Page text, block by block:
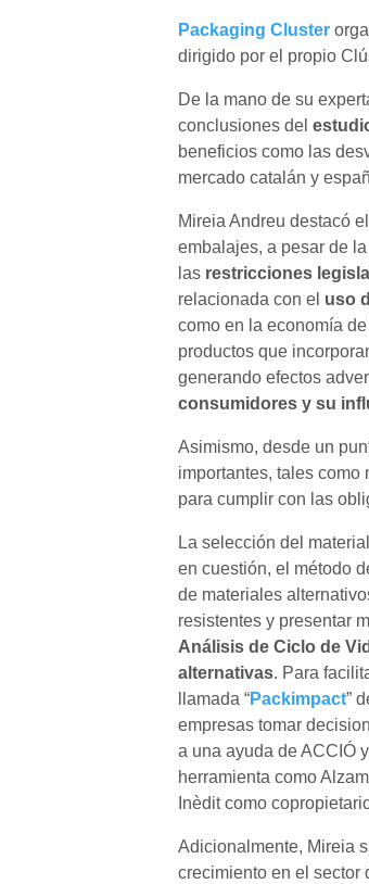
Packaging Cluster
dirigido por el propio
De la mano de su
conclusiones del
beneficios como las
mercado catalán y
Mireia Andreu destacó
embalajes, a pesar de
las restricciones
relacionada con el uso
como en la economía
productos que
generando efectos
consumidores y su
Asimismo, desde un
importantes, tales
para cumplir con las
La selección del
en cuestión, el método
de materiales
resistentes y presentar
Análisis de Ciclo de
alternativas. Para
llamada “Packimpact”
empresas tomar
a una ayuda de ACCIÓ
herramienta como
Inèdit como
Adicionalmente, Mireia
crecimiento en el